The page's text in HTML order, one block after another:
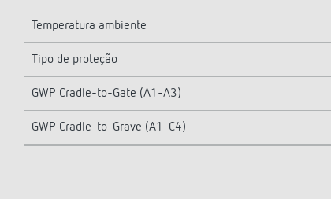
Temperatura ambiente
Tipo de proteção
GWP Cradle-to-Gate (A1-A3)
GWP Cradle-to-Grave (A1-C4)